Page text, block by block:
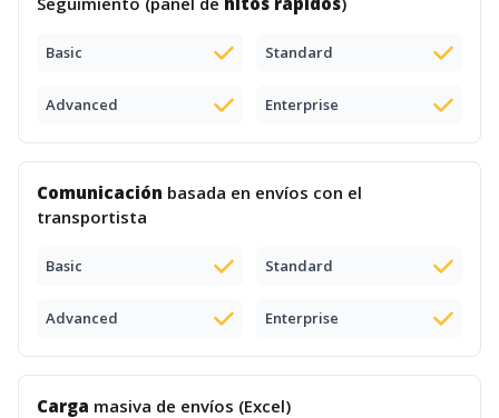
Basic Standard
Advanced Enterprise
Comunicación basada en envíos con el
transportista
Basic Standard
Advanced Enterprise
Carga masiva de envíos (Excel)